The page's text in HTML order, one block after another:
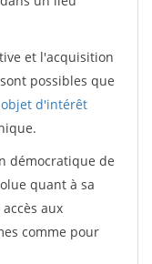
et l'acquisition
possibles que
objet d'intérêt
démocratique de
quant à sa
aux
comme pour